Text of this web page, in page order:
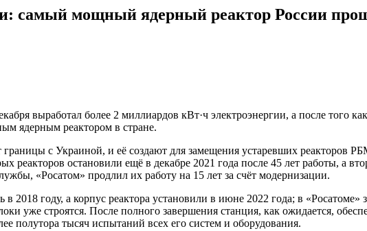
самый мощный ядерный реактор России
выработал более 2 миллиардов кВт·ч электроэнергии, а после того
ядерным реактором в стране.
с Украиной, и её создают для замещения устаревших реакторов
реакторов остановили ещё в декабре 2021 года после 45 лет работы, а
«Росатом» продлил их работу на 15 лет за счёт модернизации.
2018 году, а корпус реактора установили в июне 2022 года; в «Росатоме»
уже строятся. После полного завершения станция, как ожидается,
полутора тысяч испытаний всех его систем и оборудования.